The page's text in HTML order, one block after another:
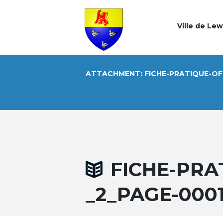
Ville de
ATTACHMENT: FICHE-PRATIQUE-
FICHE-
_2_PAGE-0001